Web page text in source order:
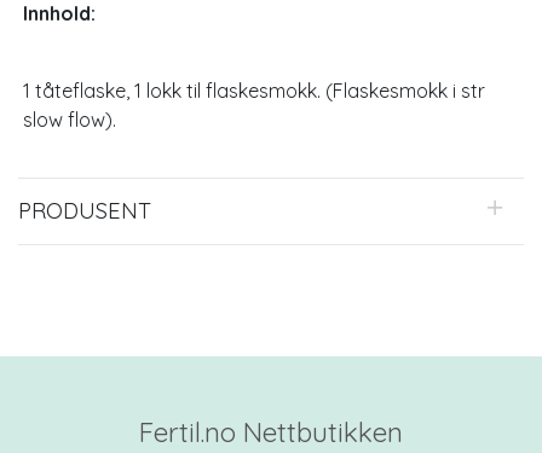
Innhold:
1 tåteflaske, 1 lokk til flaskesmokk. (Flaskesmokk i str
slow flow).
PRODUSENT
Fertil.no Nettbutikken